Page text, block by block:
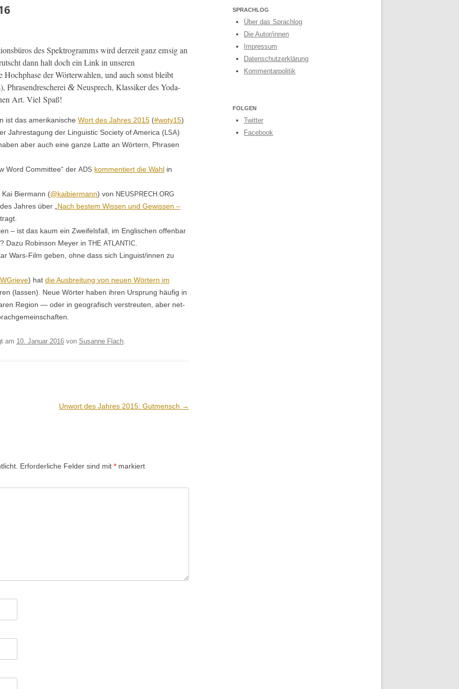
des Spek­tro­gramms wird derzeit ganz emsig an
dann halt doch ein Link in unseren
der Wörter­wahlen, und auch son­st bleibt
Phrasendrescherei & Neusprech, Klas­sik­er des Yoda-
Art. Viel Spaß!
ist das amerikanis­che Wort des Jahres 2015 (#woty15)
Jahresta­gung der Lin­guis­tic Soci­ety of Amer­i­ca (LSA)
aber auch eine ganze Lat­te an Wörtern, Phrasen
Word Com­mit­tee“ der ADS kom­men­tiert die Wahl in
Kai Bier­mann (@kaibiermann) von NEUSPRECH ORG
Jahres über „ Nach bestem Wis­sen und Gewis­sen –
– ist das kaum ein Zweifels­fall, im Englis­chen offen­bar
? Dazu Robin­son Mey­er in
THE ATLANTIC
Wars-Film geben, ohne dass sich Linguist/innen zu
) hat die Aus­bre­itung von neuen Wörtern im
(lassen). Neue Wörter haben ihren Ursprung häu­fig in
Region — oder in geografisch ver­streuten, aber net­
am 10. Januar 2016 von Susanne Flach.
Unwort des Jahres 2015: Gutmensch →
Erforderliche Felder sind mit * markiert
SPRACHLOG
Über das Sprachlog
Die Autor/innen
Impressum
Datenschutzerklärung
Kommentarpolitik
FOLGEN
Twitter
Facebook